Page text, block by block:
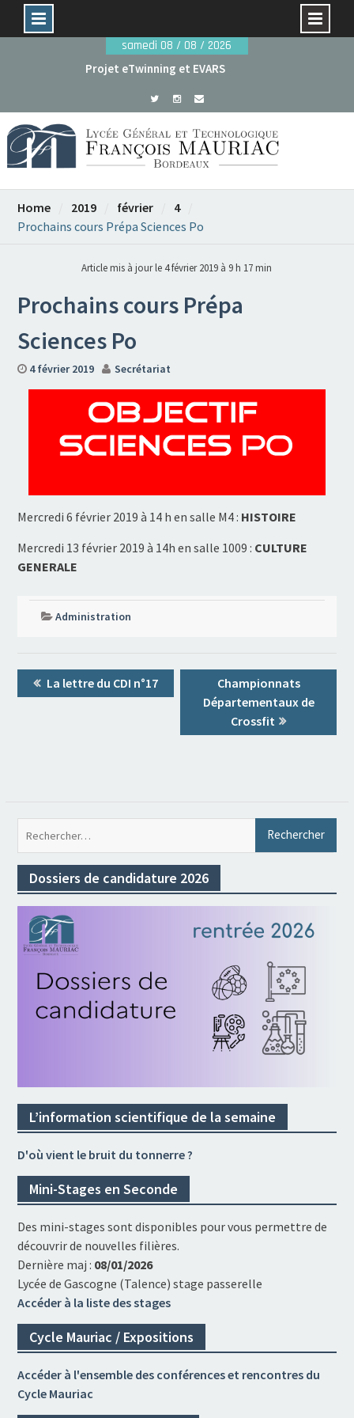
samedi 08 / 08 / 2026
Projet eTwinning et EVARS
2026
Home 2019 février
4
Prochains cours Prépa Sciences Po
Article mis à jour le 4 février 2019 à 9 h 17 min
Prochains cours Prépa
Sciences Po
4 février 2019 Secrétariat
Mercredi 6 février 2019 à 14 h en salle M4 : HISTOIRE
Mercredi 13 février 2019 à 14h en salle 1009 : CULTURE
GENERALE
Administration
Previous
post:
La lettre du CDI n°17
Next
post:
Championnats
Départementaux de
Crossfit
Dossiers de candidature 2026
L’information scientifique de la semaine
D'où vient le bruit du tonnerre ?
Mini-Stages en Seconde
Des mini-stages sont disponibles pour vous permettre de
découvrir de nouvelles filières.
Dernière maj : 08/01/2026
Lycée de Gascogne (Talence) stage passerelle
Accéder à la liste des stages
Cycle Mauriac / Expositions
Accéder à l'ensemble des conférences et rencontres du
Cycle Mauriac